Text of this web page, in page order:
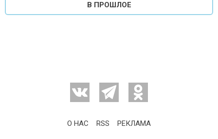
В ПРОШЛОЕ
О НАС RSS РЕКЛАМА